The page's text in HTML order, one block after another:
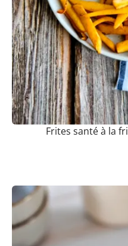
Frites santé à la